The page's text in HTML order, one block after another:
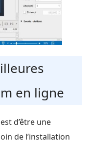
en ligne
d’être une
de l’installation